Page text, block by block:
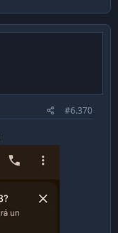
#6.370